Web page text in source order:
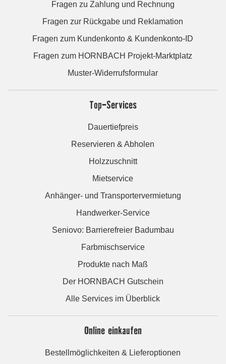
Fragen zu Zahlung und Rechnung
Fragen zur Rückgabe und Reklamation
Fragen zum Kundenkonto & Kundenkonto-ID
Fragen zum HORNBACH Projekt-Marktplatz
Muster-Widerrufsformular
Top-Services
Dauertiefpreis
Reservieren & Abholen
Holzzuschnitt
Mietservice
Anhänger- und Transportervermietung
Handwerker-Service
Seniovo: Barrierefreier Badumbau
Farbmischservice
Produkte nach Maß
Der HORNBACH Gutschein
Alle Services im Überblick
Online einkaufen
Bestellmöglichkeiten & Lieferoptionen